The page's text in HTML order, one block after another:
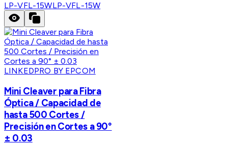
LP-VFL-15WLP-VFL-15W
LINKEDPRO BY EPCOM
Mini Cleaver para Fibra
Óptica / Capacidad de
hasta 500 Cortes /
Precisión en Cortes a 90°
± 0.03